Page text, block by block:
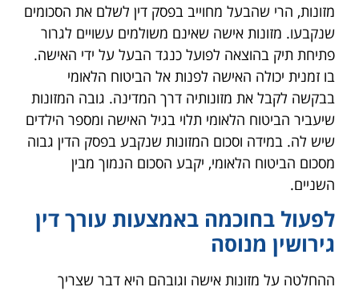
מזונות, הרי שהבעל מחוייב בפסק דין לשלם את הסכומים
שנקבעו. מזונות אישה שאינם משולמים עשויים לגרור
פתיחת תיק בהוצאה לפועל כנגד הבעל על ידי האישה.
בו זמנית יכולה האישה לפנות אל הביטוח הלאומי
בבקשה לקבל את מזונותיה דרך המדינה. גובה המזונות
שיעביר הביטוח הלאומי תלוי בגיל האישה ומספר הילדים
שיש לה. במידה וסכום המזונות שנקבע בפסק הדין גבוה
מסכום הביטוח הלאומי, יקבע הסכום הנמוך מבין
השניים.
לפעול בחוכמה באמצעות עורך דין
גירושין מנוסה
ההחלטה על מזונות אישה וגובהם היא דבר שצריך